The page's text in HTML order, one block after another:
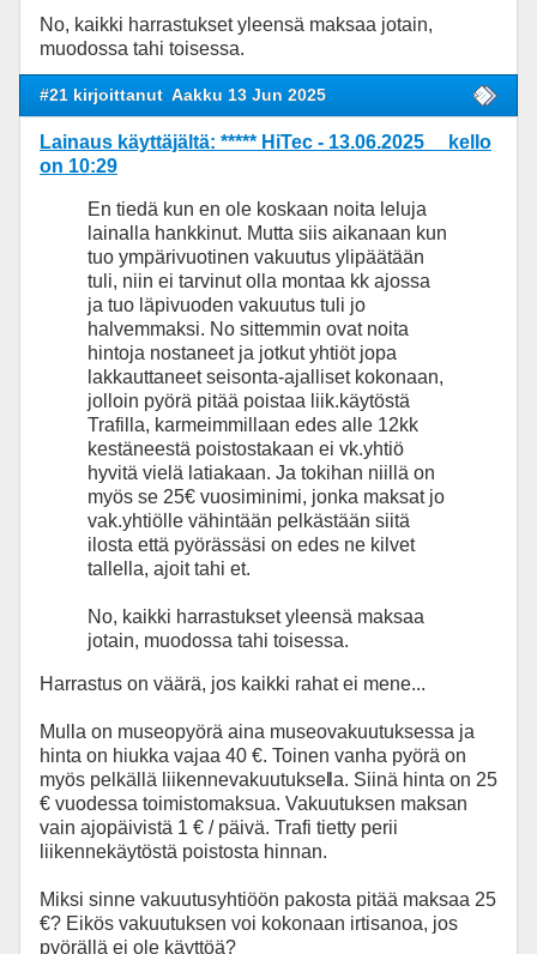
No, kaikki harrastukset yleensä maksaa jotain,
muodossa tahi toisessa.
#21 kirjoittanut Aakku 13 Jun 2025
Lainaus käyttäjältä: ***** HiTec - 13.06.2025 kello
on 10:29
En tiedä kun en ole koskaan noita leluja
lainalla hankkinut. Mutta siis aikanaan kun
tuo ympärivuotinen vakuutus ylipäätään
tuli, niin ei tarvinut olla montaa kk ajossa
ja tuo läpivuoden vakuutus tuli jo
halvemmaksi. No sittemmin ovat noita
hintoja nostaneet ja jotkut yhtiöt jopa
lakkauttaneet seisonta-ajalliset kokonaan,
jolloin pyörä pitää poistaa liik.käytöstä
Trafilla, karmeimmillaan edes alle 12kk
kestäneestä poistostakaan ei vk.yhtiö
hyvitä vielä latiakaan. Ja tokihan niillä on
myös se 25€ vuosiminimi, jonka maksat jo
vak.yhtiölle vähintään pelkästään siitä
ilosta että pyörässäsi on edes ne kilvet
tallella, ajoit tahi et.
No, kaikki harrastukset yleensä maksaa
jotain, muodossa tahi toisessa.
Harrastus on väärä, jos kaikki rahat ei mene...
Mulla on museopyörä aina museovakuutuksessa ja
hinta on hiukka vajaa 40 €. Toinen vanha pyörä on
myös pelkällä liikennevakuutuksel la. Siinä hinta on 25
€ vuodessa toimistomaksua. Vakuutuksen maksan
vain ajopäivistä 1 € / päivä. Trafi tietty perii
liikennekäytöstä poistosta hinnan.
Miksi sinne vakuutusyhtiöön pakosta pitää maksaa 25
€? Eikös vakuutuksen voi kokonaan irtisanoa, jos
pyörällä ei ole käyttöä?